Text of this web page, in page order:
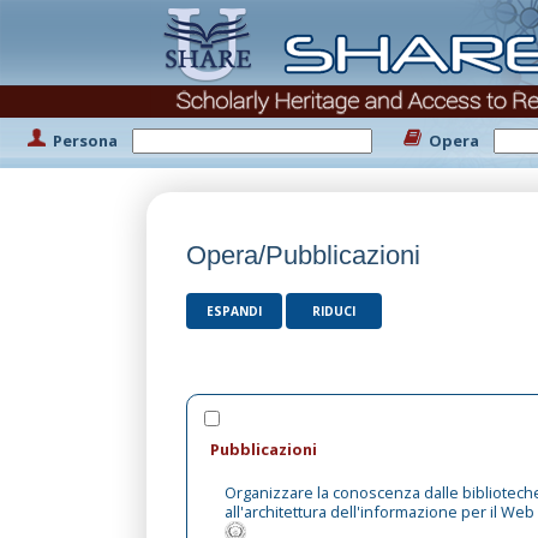
Persona Opera
Opera/Pubblicazioni
ESPANDI RIDUCI
Pubblicazioni
Organizzare la conoscenza dalle
all'architettura dell'informazione per il Web